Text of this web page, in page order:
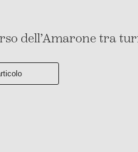
dell’Amarone tra